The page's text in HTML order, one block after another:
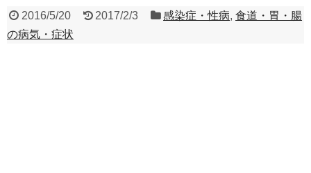
2016/5/20 2017/2/3 感染症・性病,食道・胃・腸
の病気・症状
食事・食べ物